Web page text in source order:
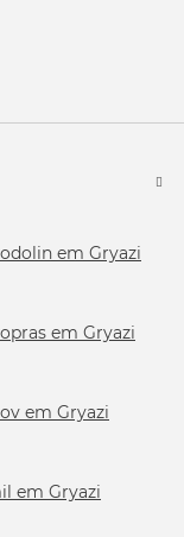
em Gryazi
em Gryazi
em Gryazi
em Gryazi